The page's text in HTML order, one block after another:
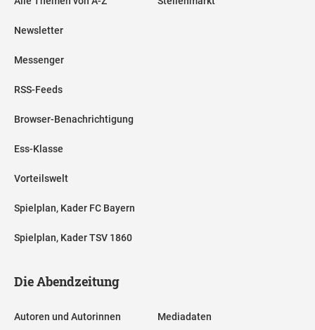
Newsletter
Messenger
RSS-Feeds
Browser-Benachrichtigung
Ess-Klasse
Vorteilswelt
Spielplan, Kader FC Bayern
Spielplan, Kader TSV 1860
Die Abendzeitung
Autoren und Autorinnen Mediadaten